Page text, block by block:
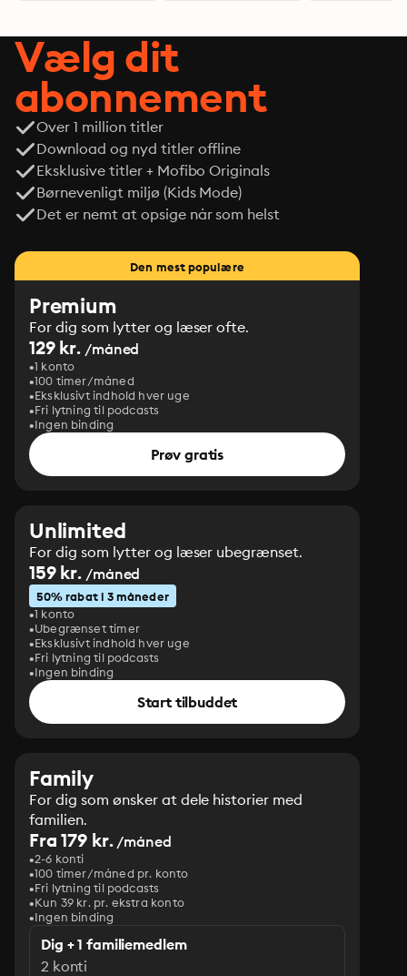
Vælg dit
abonnement
Over 1 million titler
Download og nyd titler offline
Eksklusive titler + Mofibo Originals
Børnevenligt miljø (Kids Mode)
Det er nemt at opsige når som helst
Den mest populære
Premium
For dig som lytter og læser ofte.
129 kr. /måned
1 konto
100 timer/måned
Eksklusivt indhold hver uge
Fri lytning til podcasts
Ingen binding
Prøv gratis
Unlimited
For dig som lytter og læser ubegrænset.
159 kr. /måned
50% rabat i 3 måneder
1 konto
Ubegrænset timer
Eksklusivt indhold hver uge
Fri lytning til podcasts
Ingen binding
Start tilbuddet
Family
For dig som ønsker at dele historier med
familien.
Fra 179 kr./måned
2-6 konti
100 timer/måned pr. konto
Fri lytning til podcasts
Kun 39 kr. pr. ekstra konto
Ingen binding
Dig + 1 familiemedlem
2 konti